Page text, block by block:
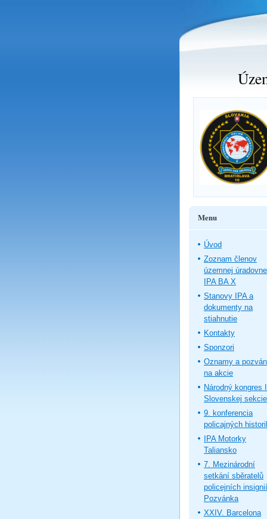
Menu
Úvod
Zoznam členov
územnej úradovne
IPA BA X
Stanovy IPA a
dokumenty na
stiahnutie
Kontakty
Sponzori
Oznamy a
na akcie
Národný kongres
Slovenskej sekcie
9. konferencia
policajných
IPA Motorky
Taliansko
7. Mezinárodní
setkání sběratelů
policejních
Pozvánka
XXIV. Barcelona